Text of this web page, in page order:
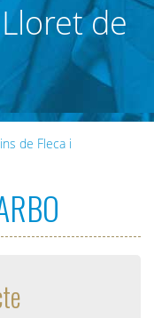
de
de Fleca i